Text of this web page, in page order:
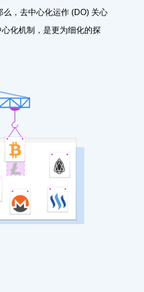
，去中心化运作 (DO) 关心
化机制，是更为细化的探